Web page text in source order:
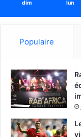
dim lun
Populaire